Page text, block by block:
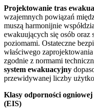
Projektowanie tras
wzajemnych powiązań
muszą harmonijnie
ewakuujących się osób
poziomami. Ostateczne
właściwego
zgodnie z normami
system ewakuacyjny
przewidywanej liczby
Klasy odporności
(EIS)